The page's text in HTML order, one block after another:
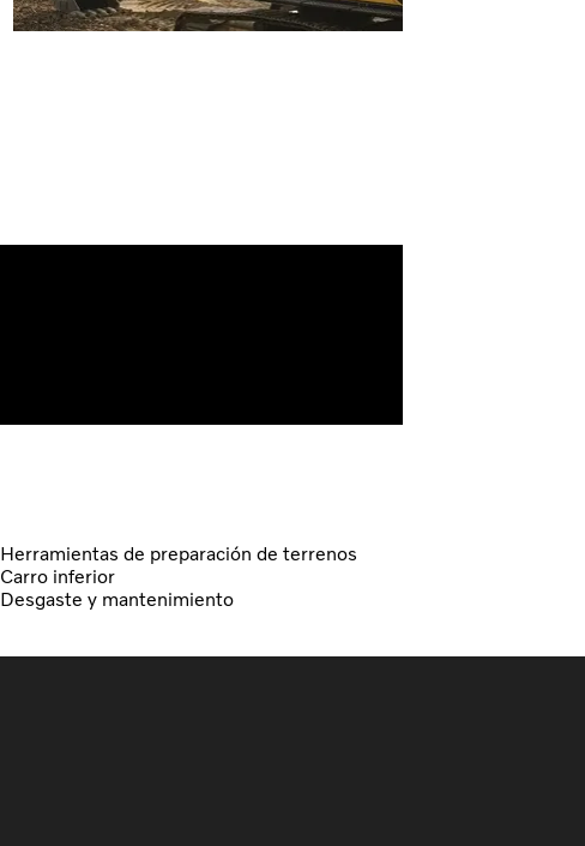
Herramientas de preparación de terrenos
Carro inferior
Desgaste y mantenimiento